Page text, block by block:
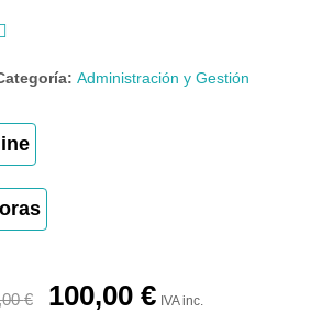

Administración y Gestión
€ 100,00 € IVA inc.